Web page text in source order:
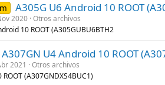
A305G U6 Android 10 ROOT
2020 Otros archivos
10 ROOT (A305GUBU6BTH2
A307GN U4 Android 10 ROOT
2021
Otros archivos
(A307GNDXS4BUC1)